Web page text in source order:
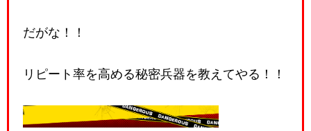
だがな！！
リピート率を高める秘密兵器を教えてやる！！
💥答え